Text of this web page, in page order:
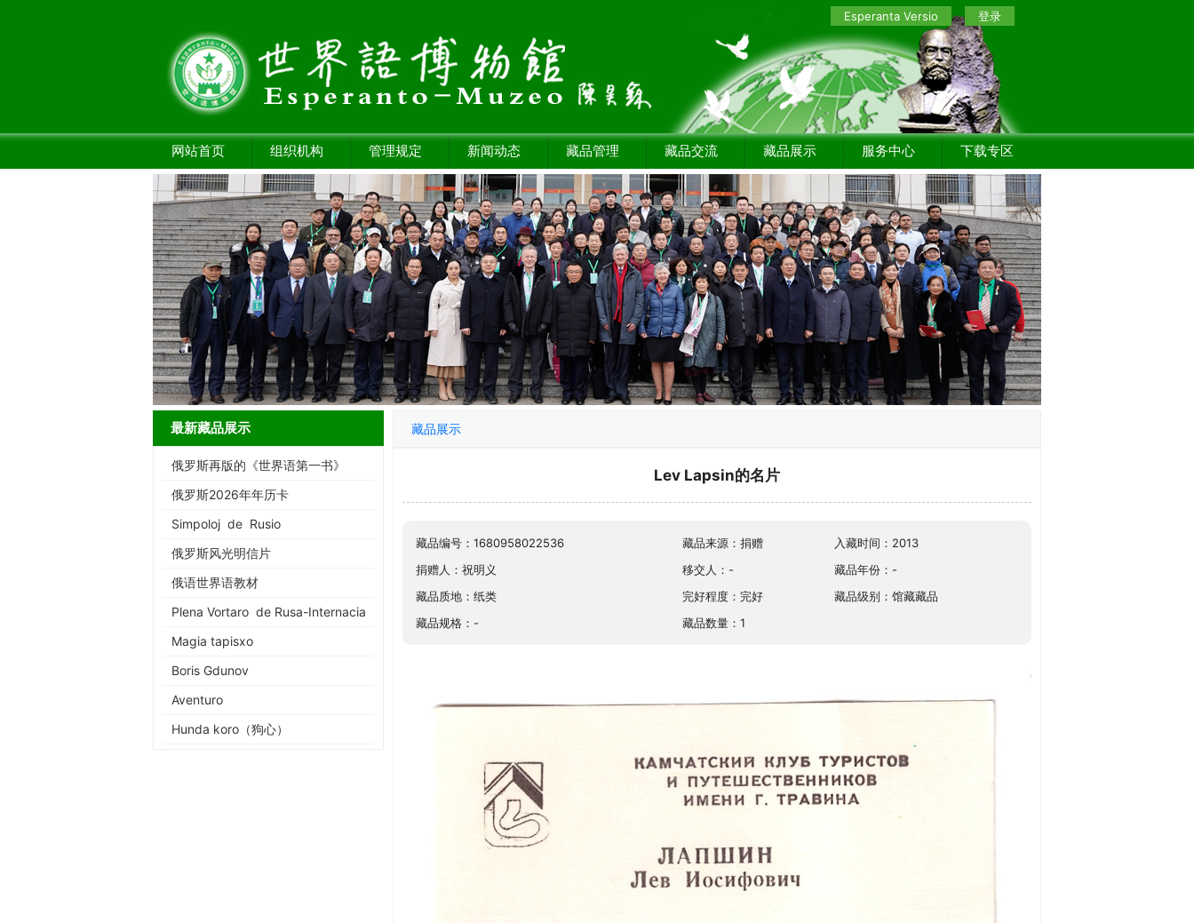
Esperanta Versio 登录
网站首页 组织机构 管理规定 新闻动态 藏品管理 藏品交流 藏品展示 服务中心 下载专区
最新藏品展示
俄罗斯再版的《世界语第一书》
俄罗斯2026年年历卡
Simpoloj de Rusio
俄罗斯风光明信片
俄语世界语教材
Plena Vortaro de Rusa-Internacia
Magia tapisxo
Boris Gdunov
Aventuro
Hunda koro（狗心）
藏品展示
Lev Lapsin的名片
藏品编号：1680958022536 藏品来源：捐赠
入藏时间：2013
捐赠人：祝明义
移交人：-
藏品年份：-
藏品质地：纸类
完好程度：完好
藏品级别：馆藏藏品
藏品规格：-
藏品数量：1